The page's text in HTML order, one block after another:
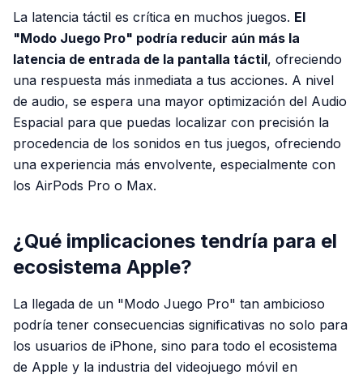
La latencia táctil es crítica en muchos juegos. El
"Modo Juego Pro" podría reducir aún más la
latencia de entrada de la pantalla táctil, ofreciendo
una respuesta más inmediata a tus acciones. A nivel
de audio, se espera una mayor optimización del Audio
Espacial para que puedas localizar con precisión la
procedencia de los sonidos en tus juegos, ofreciendo
una experiencia más envolvente, especialmente con
los AirPods Pro o Max.
¿Qué implicaciones tendría para el
ecosistema Apple?
La llegada de un "Modo Juego Pro" tan ambicioso
podría tener consecuencias significativas no solo para
los usuarios de iPhone, sino para todo el ecosistema
de Apple y la industria del videojuego móvil en